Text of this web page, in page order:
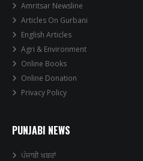
Amritsar Newsline
Articles On Gurbani
English Articles
Agri & Environment
Online Books
Online Donation
Privacy Policy
PUNJABI NEWS
ਪੰਜਾਬੀ ਖਬਰਾਂ